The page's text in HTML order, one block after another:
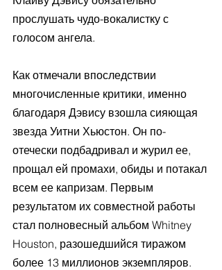
прослушать чудо-вокалистку с
голосом ангела.
Как отмечали впоследствии
многочисленные критики, именно
благодаря Дэвису взошла сияющая
звезда Уитни Хьюстон. Он по-
отечески подбадривал и журил ее,
прощал ей промахи, обиды и потакал
всем ее капризам. Первым
результатом их совместной работы
стал полновесный альбом Whitney
Houston, разошедшийся тиражом
более 13 миллионов экземпляров.